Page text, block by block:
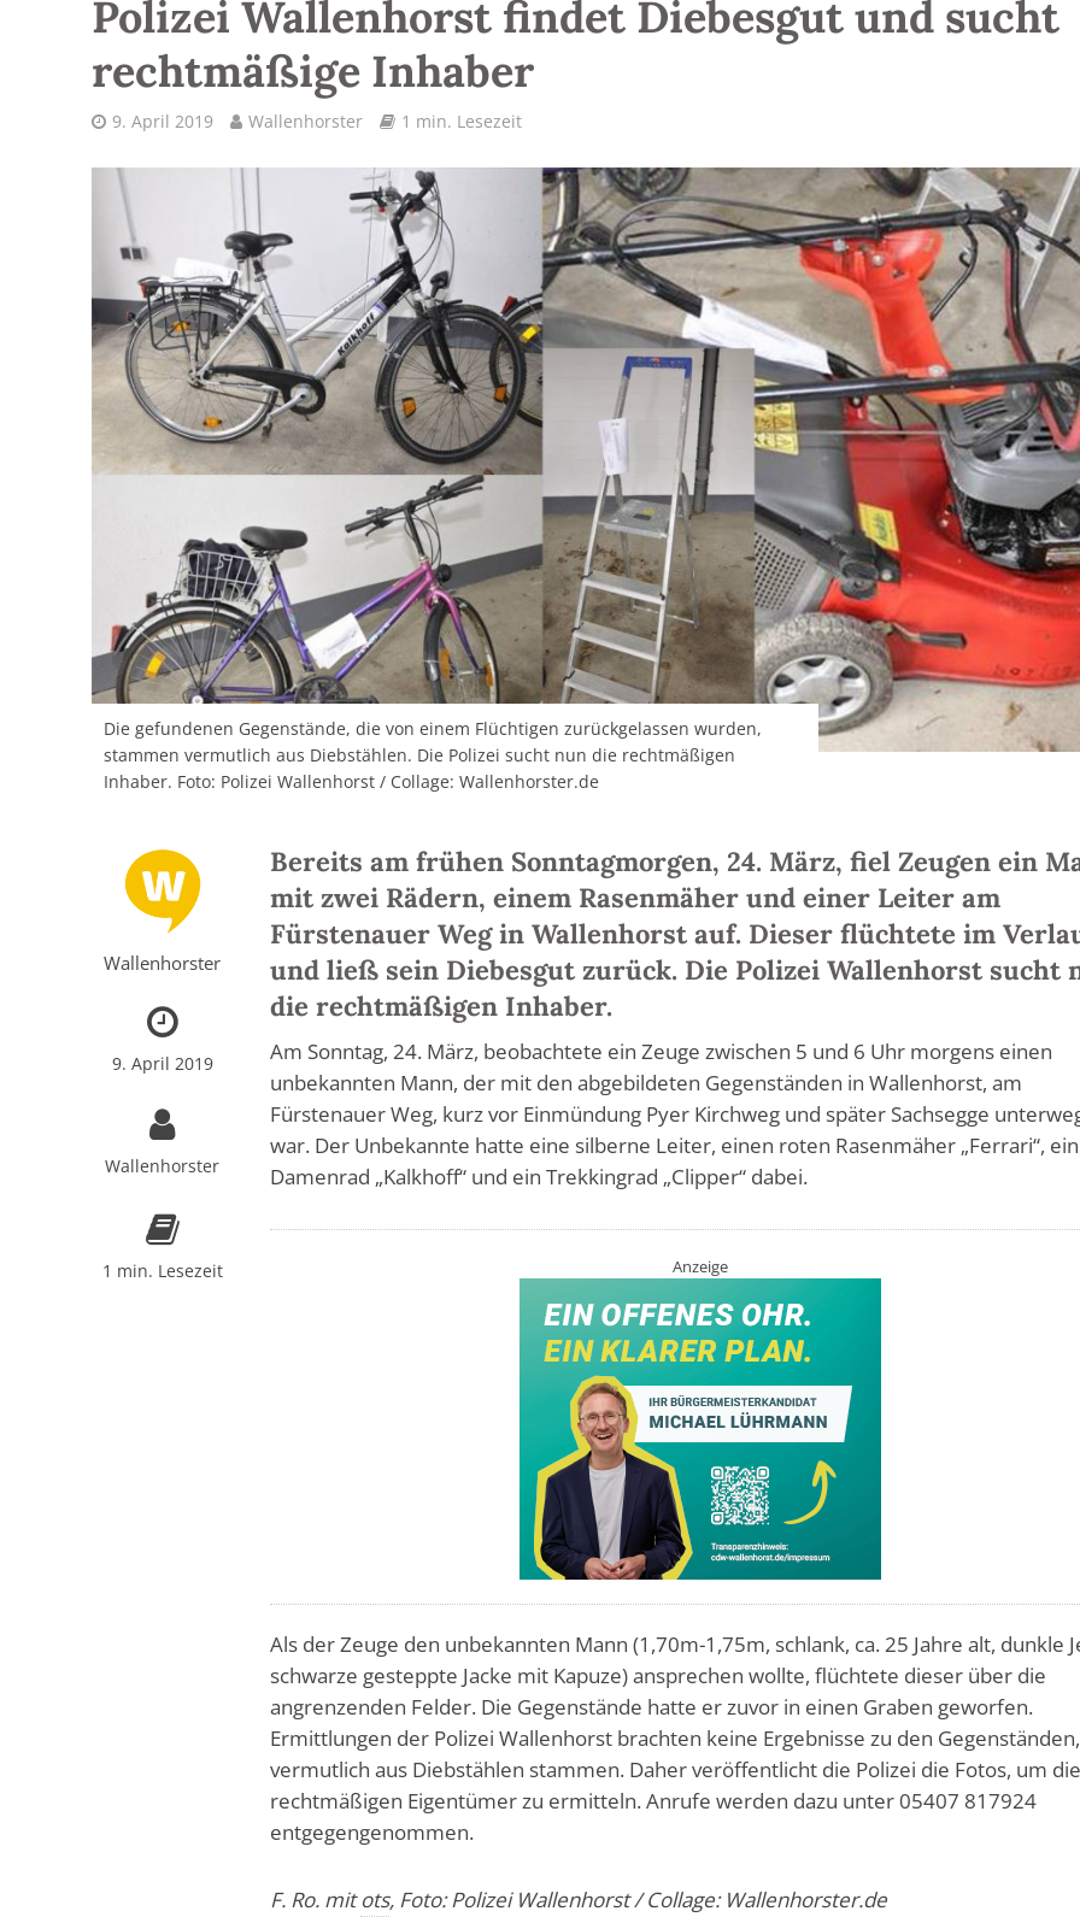
Polizei Wallenhorst findet Diebesgut und sucht
rechtmäßige Inhaber
9. April 2019 Wallenhorster 1 min. Lesezeit
Die gefundenen Gegenstände, die von einem Flüchtigen zurückgelassen wurden,
stammen vermutlich aus Diebstählen. Die Polizei sucht nun die rechtmäßigen
Inhaber. Foto: Polizei Wallenhorst / Collage: Wallenhorster.de
Wallenhorster
9. April 2019
Wallenhorster
1 min. Lesezeit
Bereits am frühen Sonntagmorgen, 24. März, fiel Zeugen ein
mit zwei Rädern, einem Rasenmäher und einer Leiter am
Fürstenauer Weg in Wallenhorst auf. Dieser flüchtete im
und ließ sein Diebesgut zurück. Die Polizei Wallenhorst sucht
die rechtmäßigen Inhaber.
Am Sonntag, 24. März, beobachtete ein Zeuge zwischen 5 und 6 Uhr morgens einen
unbekannten Mann, der mit den abgebildeten Gegenständen in Wallenhorst, am
Fürstenauer Weg, kurz vor Einmündung Pyer Kirchweg und später Sachsegge
war. Der Unbekannte hatte eine silberne Leiter, einen roten Rasenmäher „Ferrari“, ein
Damenrad „Kalkhoff“ und ein Trekkingrad „Clipper“ dabei.
Anzeige
Als der Zeuge den unbekannten Mann (1,70m-1,75m, schlank, ca. 25 Jahre alt, dunkle
schwarze gesteppte Jacke mit Kapuze) ansprechen wollte, flüchtete dieser über die
angrenzenden Felder. Die Gegenstände hatte er zuvor in einen Graben geworfen.
Ermittlungen der Polizei Wallenhorst brachten keine Ergebnisse zu den
vermutlich aus Diebstählen stammen. Daher veröffentlicht die Polizei die Fotos, um
rechtmäßigen Eigentümer zu ermitteln. Anrufe werden dazu unter 05407 817924
entgegengenommen.
F. Ro. mitots, Foto: Polizei Wallenhorst / Collage: Wallenhorster.de